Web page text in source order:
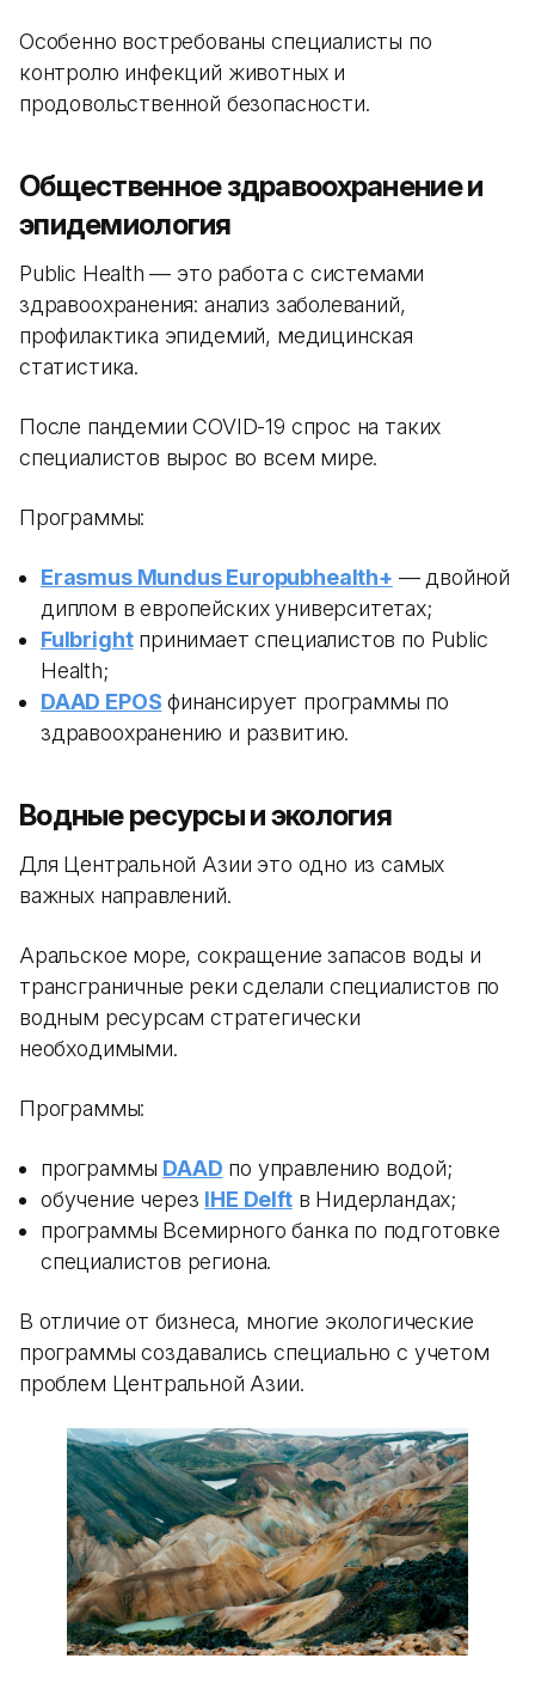
Особенно востребованы специалисты по
контролю инфекций животных и
продовольственной безопасности.
Общественное здравоохранение и
эпидемиология
Public Health — это работа с системами
здравоохранения: анализ заболеваний,
профилактика эпидемий, медицинская
статистика.
После пандемии COVID-19 спрос на таких
специалистов вырос во всем мире.
Программы:
Erasmus Mundus Europubhealth+ — двойной
диплом в европейских университетах;
Fulbrightпринимает специалистов по Public
Health;
DAAD EPOS финансирует программы по
здравоохранению и развитию.
Водные ресурсы и экология
Для Центральной Азии это одно из самых
важных направлений.
Аральское море, сокращение запасов воды и
трансграничные реки сделали специалистов по
водным ресурсам стратегически
необходимыми.
Программы:
программы DAAD по управлению водой;
обучение через IHE Delftв Нидерландах;
программы Всемирного банка по подготовке
специалистов региона.
В отличие от бизнеса, многие экологические
программы создавались специально с учетом
проблем Центральной Азии.